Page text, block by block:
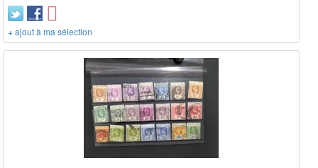
+ ajout à ma sélection